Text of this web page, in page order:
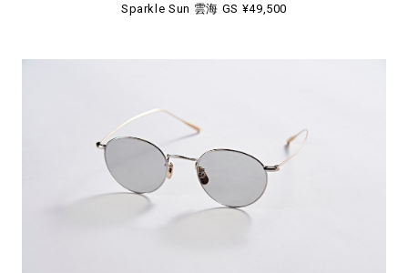
Sparkle Sun 雲海 GS ¥49,500